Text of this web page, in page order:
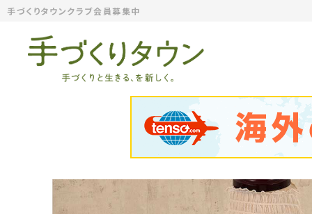
手づくりタウンクラブ会員募集中